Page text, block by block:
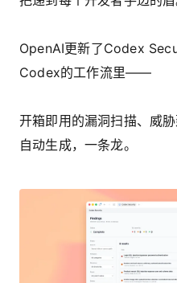
OpenAI更新了Codex
Codex的工作流里——
开箱即用的漏洞扫描、威
自动生成，一条龙。